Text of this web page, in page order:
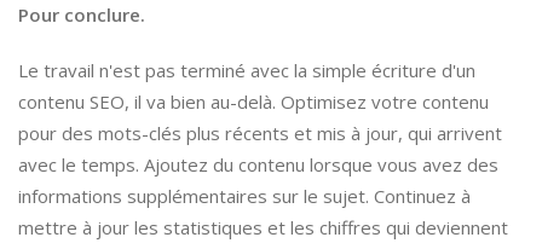
Pour conclure.
Le travail n'est pas terminé avec la simple écriture d'un
contenu SEO, il va bien au-delà. Optimisez votre contenu
pour des mots-clés plus récents et mis à jour, qui arrivent
avec le temps. Ajoutez du contenu lorsque vous avez des
informations supplémentaires sur le sujet. Continuez à
mettre à jour les statistiques et les chiffres qui deviennent